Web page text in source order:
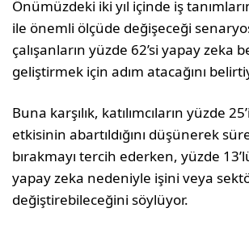
Önümüzdeki iki yıl içinde iş
ile önemli ölçüde değişeceği
çalışanların yüzde 62’si yapay zeka
geliştirmek için adım atacağını
Buna karşılık, katılımcıların yüzde
etkisinin abartıldığını düşünerek
bırakmayı tercih ederken, yüzde
yapay zeka nedeniyle işini veya
değiştirebileceğini söylüyor.